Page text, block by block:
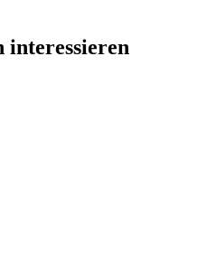
interessieren